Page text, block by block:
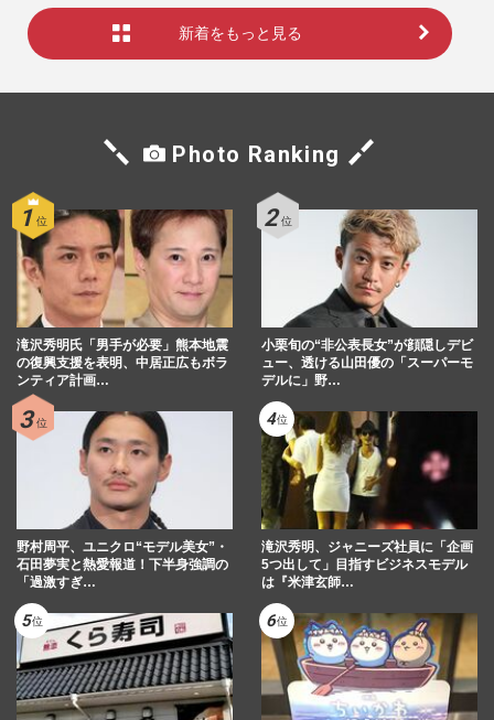
新着をもっと見る
Photo Ranking
滝沢秀明氏「男手が必要」熊本地震
の復興支援を表明、中居正広もボラ
ンティア計画…
小栗旬の“非公表長女”が顔隠しデビ
ュー、透ける山田優の「スーパーモ
デルに」野…
野村周平、ユニクロ“モデル美女”・
石田夢実と熱愛報道！下半身強調の
「過激すぎ…
滝沢秀明、ジャニーズ社員に「企画
5つ出して」目指すビジネスモデル
は『米津玄師…